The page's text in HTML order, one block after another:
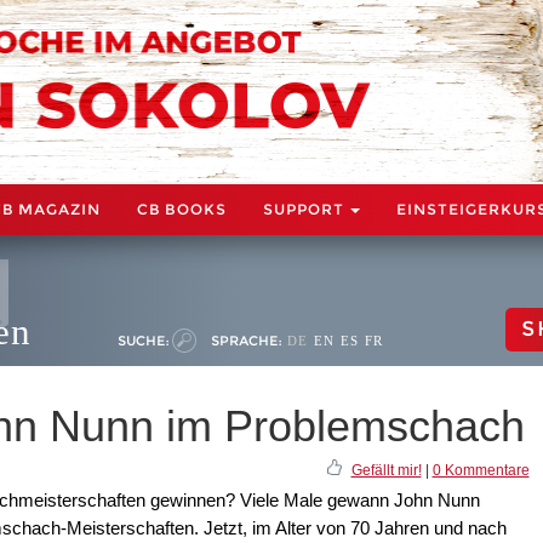
MAGAZIN CB BOOKS SUPPORT
SUCHE: SPRACHE: DE EN ES FR
Nunn im Problemschach
Gefällt mir!| 0 Kommentare
gewinnen? Viele Male gewann John Nunn
Meisterschaften. Jetzt, im Alter von 70 Jahren und nach